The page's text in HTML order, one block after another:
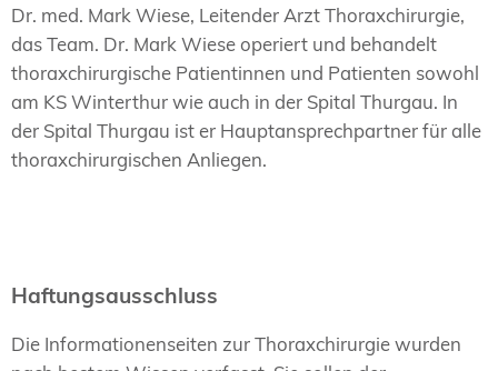
Dr. med. Mark Wiese, Leitender Arzt Thoraxchirurgie,
das Team. Dr. Mark Wiese operiert und behandelt
thoraxchirurgische Patientinnen und Patienten sowohl
am KS Winterthur wie auch in der Spital Thurgau. In
der Spital Thurgau ist er Hauptansprechpartner für alle
thoraxchirurgischen Anliegen.
Haftungsausschluss
Die Informationenseiten zur Thoraxchirurgie wurden